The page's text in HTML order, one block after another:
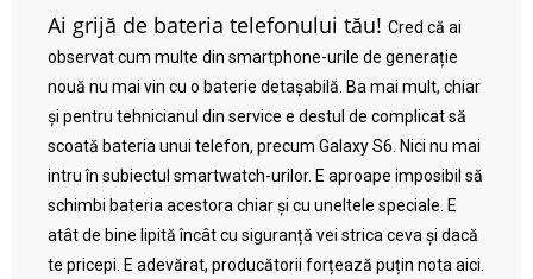
Ai grijă de bateria telefonului tău! Cred că ai
observat cum multe din smartphone-urile de generație
nouă nu mai vin cu o baterie detașabilă. Ba mai mult, chiar
și pentru tehnicianul din service e destul de complicat să
scoată bateria unui telefon, precum Galaxy S6. Nici nu mai
intru în subiectul smartwatch-urilor. E aproape imposibil să
schimbi bateria acestora chiar și cu uneltele speciale. E
atât de bine lipită încât cu siguranță vei strica ceva și dacă
te pricepi. E adevărat, producătorii forțează puțin nota aici.